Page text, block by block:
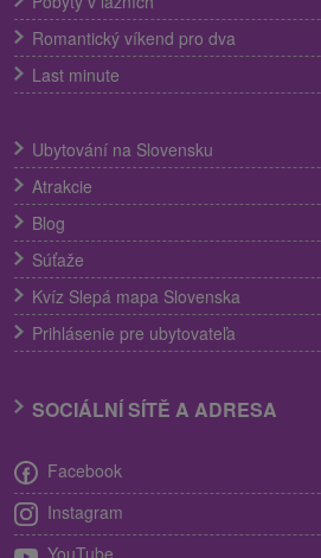
Romantický víkend pro dva
Last minute
Ubytování na Slovensku
Atrakcie
Blog
Súťaže
Kvíz Slepá mapa Slovenska
Prihlásenie pre ubytovateľa
SOCIÁLNÍ SÍTĚ A ADRESA
Facebook
Instagram